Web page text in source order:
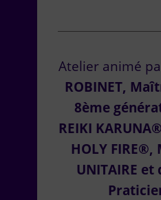
Atelier animé
ROBINET,
8ème
REIKI
HOLY FIRE®,
UNITAIRE